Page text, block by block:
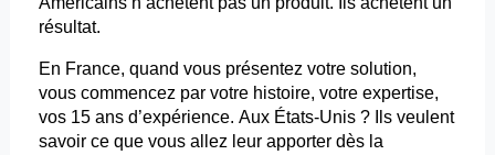
résultat.
En France, quand vous présentez votre solution,
vous commencez par votre histoire, votre expertise,
vos 15 ans d’expérience. Aux États-Unis ? Ils veulent
savoir ce que vous allez leur apporter dès la